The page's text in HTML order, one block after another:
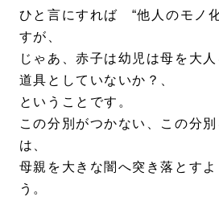
ひと言にすれば “他人のモノ
すが、
じゃあ、赤子は幼児は母を大
道具としていないか？、
ということです。
この分別がつかない、この分
は、
母親を大きな闇へ突き落とすよ
う。